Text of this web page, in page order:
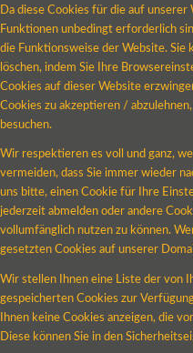
Da diese Cookies für die auf
Funktionen unbedingt erforderlich
die Funktionsweise der Website. Sie
löschen, indem Sie Ihre
Cookies auf dieser Website
Cookies zu akzeptieren /
besuchen.
Wir respektieren es voll und ganz,
vermeiden, dass Sie immer wieder
uns bitte, einen Cookie für Ihre
jederzeit abmelden oder andere
vollumfänglich nutzen zu können.
gesetzten Cookies auf unserer
Wir stellen Ihnen eine Liste der von
gespeicherten Cookies zur
Ihnen keine Cookies anzeigen, die
Diese können Sie in den